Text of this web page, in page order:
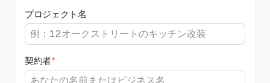
プロジェクト名
契約者*